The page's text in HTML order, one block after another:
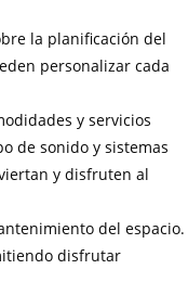
la planificación del
personalizar cada
y servicios
de sonido y sistemas
y disfruten al
del espacio.
disfrutar